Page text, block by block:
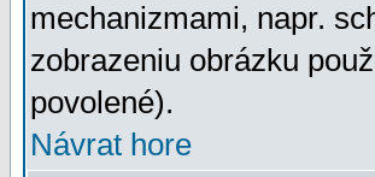
mechanizmami, napr.
zobrazeniu obrázku
povolené).
Návrat hore